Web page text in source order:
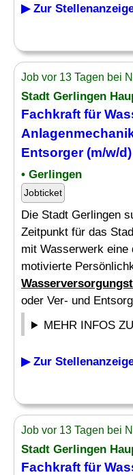
▶ Zur
Job vor 13 Tagen bei
Stadt Gerlingen
Fachkraft für
Entsorger (m/w/
• Gerlingen
Jobticket
Die Stadt Gerlingen
Zeitpunkt für das
mit Wasserwerk
motivierte
oder Ver- und
MEHR INFOS
▶ Zur
Job vor 13 Tagen bei
Stadt Gerlingen
Fachkraft für